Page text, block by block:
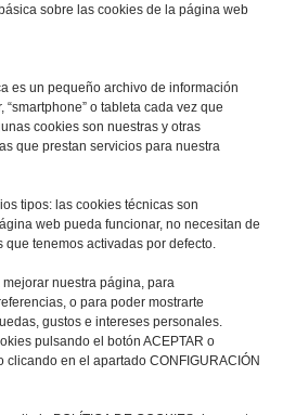
sobre las cookies de la página web
es un pequeño archivo de información
o tableta cada vez que
cookies son nuestras y otras
que prestan servicios para nuestra
tipos: las cookies técnicas son
web pueda funcionar, no necesitan de
tenemos activadas por defecto.
nuestra página, para
o para poder mostrarte
gustos e intereses personales.
pulsando el botón ACEPTAR o
en el apartado CONFIGURACIÓN
nada en esta ubicación.
búsqueda?